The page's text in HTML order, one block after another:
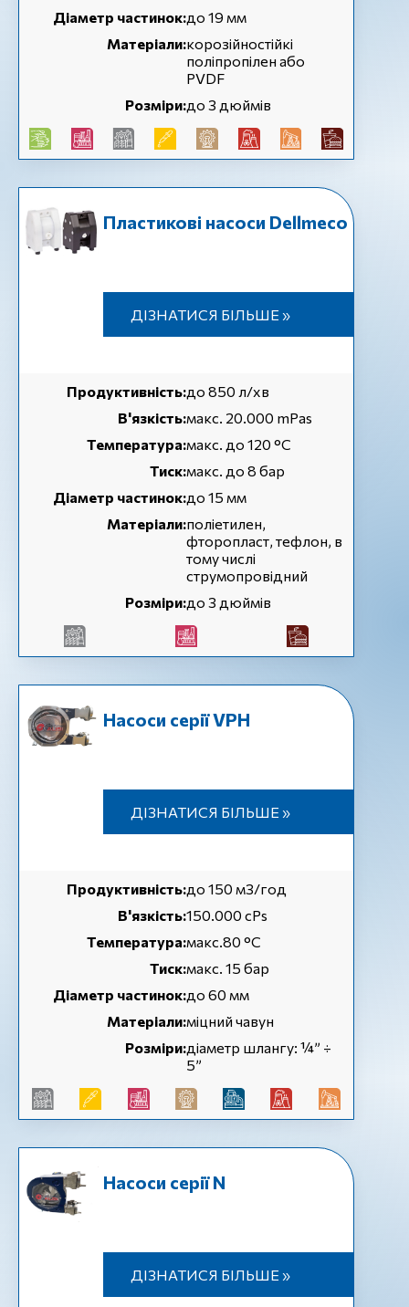
Діаметр частинок:до 19 мм
Матеріали:корозійностійкі
поліпропілен або
PVDF
Розміри:до 3 дюймів
Пластикові насоси Dellmeco
ДІЗНАТИСЯ БІЛЬШЕ »
Продуктивність:до 850 л/хв
В'язкість:макс. 20.000 mPas
Температура:макс. до 120 °С
Тиск:макс. до 8 бар
Діаметр частинок:до 15 мм
Матеріали:поліетилен,
фторопласт, тефлон, в
тому числі
струмопровідний
Розміри:до 3 дюймів
Насоси серії VPH
ДІЗНАТИСЯ БІЛЬШЕ »
Продуктивність:до 150 м3/год
В'язкість:150.000 cPs
Температура:макс.80 °C
Тиск:макс. 15 бар
Діаметр частинок:до 60 мм
Матеріали:міцний чавун
Розміри:діаметр шлангу: ¼” ÷
5”
Насоси серії N
ДІЗНАТИСЯ БІЛЬШЕ »